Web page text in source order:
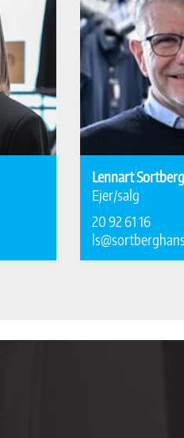
Lennart Sortberg
Ejer/salg
20 92 61 16